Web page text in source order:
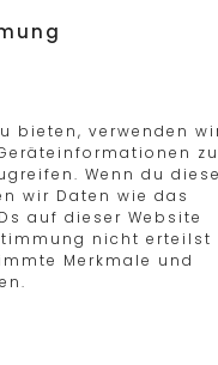
bieten, verwenden
zu
Wenn du
wir Daten wie das
auf dieser Website
nicht erteilst
Merkmale und